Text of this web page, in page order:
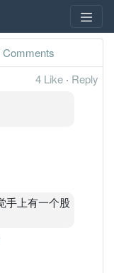
Comments
4 Like · Reply
手上有一个股